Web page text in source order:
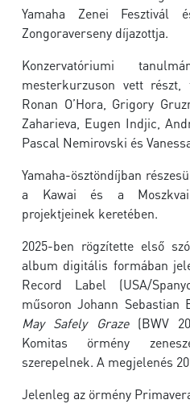
Yamaha Zenei Fesztivál
Zongoraverseny díjazottja.
Konzervatóriumi
mesterkurzuson vett
Ronan O’Hora, Grigory
Zaharieva, Eugen Indjic,
Pascal Nemirovski és
Yamaha-ösztöndíjban
a Kawai és a Moszkvai
projektjeinek keretében.
2025-ben rögzítette első
album digitális formában
Record Label (USA/
műsoron Johann Sebastian
May Safely Graze(BWV
Komitas örmény
szerepelnek. A megjelenés
Jelenleg az örmény